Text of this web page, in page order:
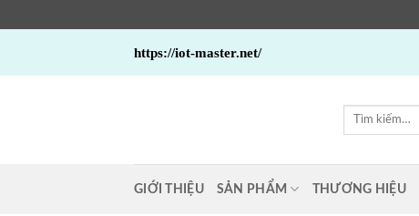
https://iot-master.net/
Tìm
GIỚI THIỆU SẢN PHẨM THƯƠNG HIỆU